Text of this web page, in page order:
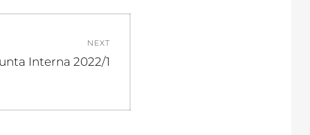
NEXT
Interna 2022/1